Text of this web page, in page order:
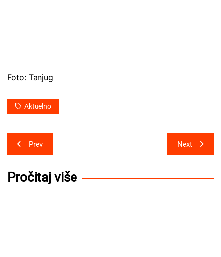
Foto: Tanjug
Aktuelno
Post
navigation
Prev Next
Pročitaj više